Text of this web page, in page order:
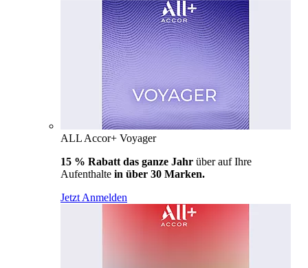
ALL Accor+ Voyager
15 % Rabatt das ganze Jahr über auf Ihre
Aufenthalte in über 30 Marken.
Jetzt Anmelden